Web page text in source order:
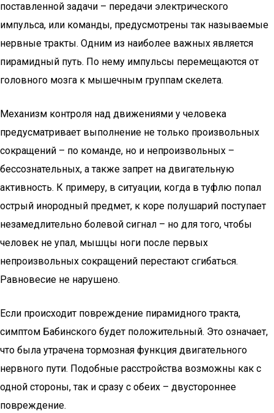
поставленной задачи – передачи электрического
импульса, или команды, предусмотрены так называемые
нервные тракты. Одним из наиболее важных является
пирамидный путь. По нему импульсы перемещаются от
головного мозга к мышечным группам скелета.
Механизм контроля над движениями у человека
предусматривает выполнение не только произвольных
сокращений – по команде, но и непроизвольных –
бессознательных, а также запрет на двигательную
активность. К примеру, в ситуации, когда в туфлю попал
острый инородный предмет, к коре полушарий поступает
незамедлительно болевой сигнал – но для того, чтобы
человек не упал, мышцы ноги после первых
непроизвольных сокращений перестают сгибаться.
Равновесие не нарушено.
Если происходит повреждение пирамидного тракта,
симптом Бабинского будет положительный. Это означает,
что была утрачена тормозная функция двигательного
нервного пути. Подобные расстройства возможны как с
одной стороны, так и сразу с обеих – двустороннее
повреждение.